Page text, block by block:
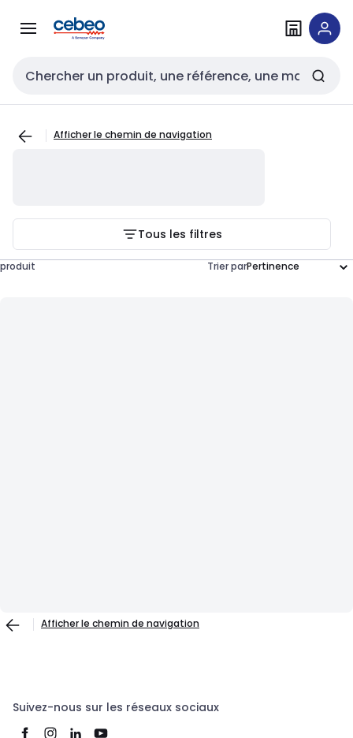
navigationau
Entrée de recherche
Afficher le chemin de navigation
Tous les filtres
produit Trier par
Afficher le chemin de navigation
Suivez-nous sur les réseaux sociaux